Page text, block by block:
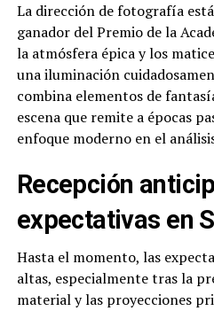
La dirección de fotografía
ganador del Premio de la
la atmósfera épica y los
una iluminación
combina elementos de
escena que remite a épocas
enfoque moderno en el
Recepción
expectativas en
Hasta el momento, las
altas, especialmente tras la
material y las proyecciones